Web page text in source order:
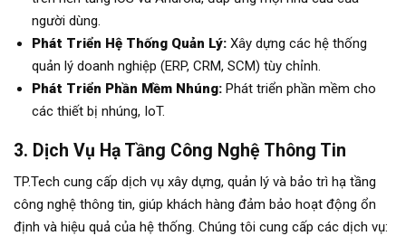
người dùng.
Phát Triển Hệ Thống Quản Lý: Xây dựng các hệ thống
quản lý doanh nghiệp (ERP, CRM, SCM) tùy chỉnh.
Phát Triển Phần Mềm Nhúng: Phát triển phần mềm cho
các thiết bị nhúng, IoT.
3. Dịch Vụ Hạ Tầng Công Nghệ Thông Tin
TP.Tech cung cấp dịch vụ xây dựng, quản lý và bảo trì hạ tầng
công nghệ thông tin, giúp khách hàng đảm bảo hoạt động ổn
định và hiệu quả của hệ thống. Chúng tôi cung cấp các dịch vụ: